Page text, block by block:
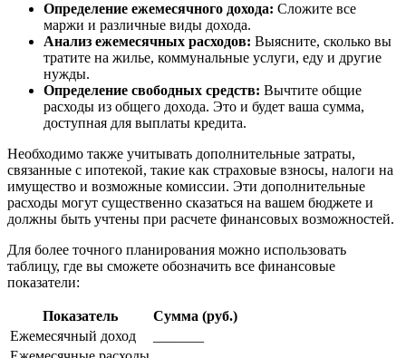
Определение ежемесячного дохода: Сложите все
маржи и различные виды дохода.
Анализ ежемесячных расходов: Выясните, сколько вы
тратите на жилье, коммунальные услуги, еду и другие
нужды.
Определение свободных средств: Вычтите общие
расходы из общего дохода. Это и будет ваша сумма,
доступная для выплаты кредита.
Необходимо также учитывать дополнительные затраты,
связанные с ипотекой, такие как страховые взносы, налоги на
имущество и возможные комиссии. Эти дополнительные
расходы могут существенно сказаться на вашем бюджете и
должны быть учтены при расчете финансовых возможностей.
Для более точного планирования можно использовать
таблицу, где вы сможете обозначить все финансовые
показатели:
Показатель
Сумма (руб.)
Ежемесячный доход